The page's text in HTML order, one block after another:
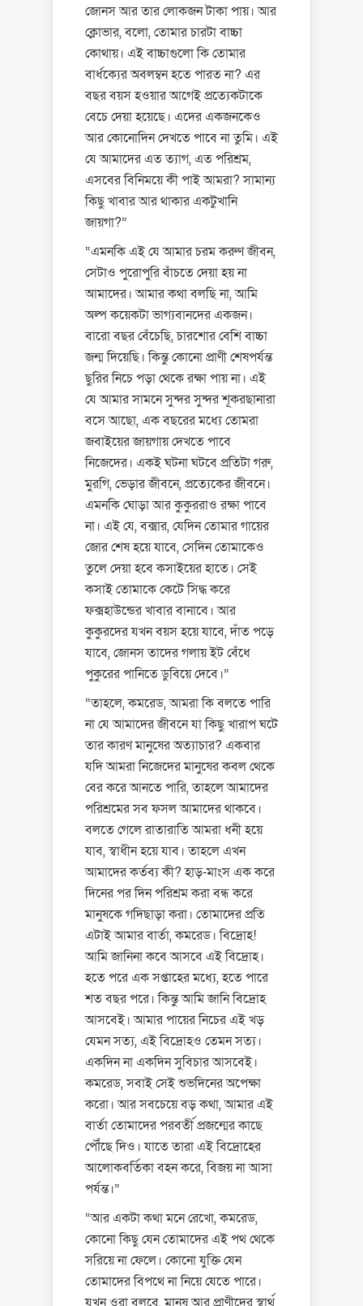
জোনস আর তার লোকজন টাকা পায়। আর
ক্লোভার, বলো, তোমার চারটা বাচ্চা
কোথায়। এই বাচ্চাগুলো কি তোমার
বার্ধক্যের অবলম্বন হতে পারত না? এর
বছর বয়স হওয়ার আগেই প্রত্যেকটাকে
বেচে দেয়া হয়েছ। এদের একজনকেও
আর কোনোদিন দেখতে পাবে না তুমি। এই
যে আমাদের এত ত্যাগ, এত পরিশ্রম,
এসবের বিনিময়ে কী পাই আমরা? সামান্য
কিছু খাবার আর থাকার একটুখানি
জায়গা?”
“এমনকি এই যে আমার চরম করুণ জীবন,
সেটাও পুরোপুরি বাঁচতে দেয়া হয় না
আমাদের। আমার কথা বলছি না, আমি
অল্প কয়েকটা ভাগ্যবানদের একজন।
বারো বছর বেঁচেছি, চারশোর বেশি বাচ্চা
জন্ম দিয়েছি। কিন্তু কোনো প্রাণী শেষপর্যন্ত
ছুরির নিচে পড়া থেকে রক্ষা পায় না। এই
যে আমার সামনে সুন্দর সুন্দর শূকরছানারা
বসে আছো, এক বছরের মধ্যে তোমরা
জবাইয়ের জায়গায় দেখতে পাবে
নিজেদের। একই ঘটনা ঘটবে প্রতিটা গরু,
মুরগি, ভেড়ার জীবনে, প্রত্যেকের জীবনে।
এমনকি ঘোড়া আর কুকুররাও রক্ষা পাবে
না। এই যে, বক্সার, যেদিন তোমার গায়ের
জোর শেষ হয়ে যাবে, সেদিন তোমাকেও
তুলে দেয়া হবে কসাইয়ের হাতে। সেই
কসাই তোমাকে কেটে সিদ্ধ করে
ফক্সহাউন্ডের খাবার বানাবে। আর
কুকুরদের যখন বয়স হয়ে যাবে, দাঁত পড়ে
যাবে, জোনস তাদের গলায় ইট বেঁধে
পুকুরের পানিতে ডুবিয়ে দেবে।”
“তাহলে, কমরেড, আমরা কি বলতে পারি
না যে আমাদের জীবনে যা কিছু খারাপ ঘটে
তার কারণ মানুষের অত্যাচার? একবার
যদি আমরা নিজেদের মানুষের কবল থেকে
বের করে আনতে পারি, তাহলে আমাদের
পরিশ্রমের সব ফসল আমাদের থাকবে।
বলতে গেলে রাতারাতি আমরা ধনী হয়ে
যাব, স্বাধীন হয়ে যাব। তাহলে এখন
আমাদের কর্তব্য কী? হাড়-মাংস এক করে
দিনের পর দিন পরিশ্রম করা বন্ধ করে
মানুষকে গদিছাড়া করা। তোমাদের প্রতি
এটাই আমার বার্তা, কমরেড। বিদ্রোহ!
আমি জানিনা কবে আসবে এই বিদ্রোহ।
হতে পরে এক সপ্তাহের মধ্যে, হতে পারে
শত বছর পরে। কিন্তু আমি জানি বিদ্রোহ
আসবেই। আমার পায়ের নিচের এই খড়
যেমন সত্য, এই বিদ্রোহও তেমন সত্য।
একদিন না একদিন সুবিচার আসবেই।
কমরেড, সবাই সেই শুভদিনের অপেক্ষা
করো। আর সবচেয়ে বড় কথা, আমার এই
বার্তা তোমাদের পরবর্তী প্রজন্মের কাছে
পৌঁছে দিও। যাতে তারা এই বিদ্রোহের
আলোকবর্তিকা বহন করে, বিজয় না আসা
পর্যন্ত।”
“আর একটা কথা মনে রেখো, কমরেড,
কোনো কিছু যেন তোমাদের এই পথ থেকে
সরিয়ে না ফেলে। কোনো যুক্তি যেন
তোমাদের বিপথে না নিয়ে যেতে পারে।